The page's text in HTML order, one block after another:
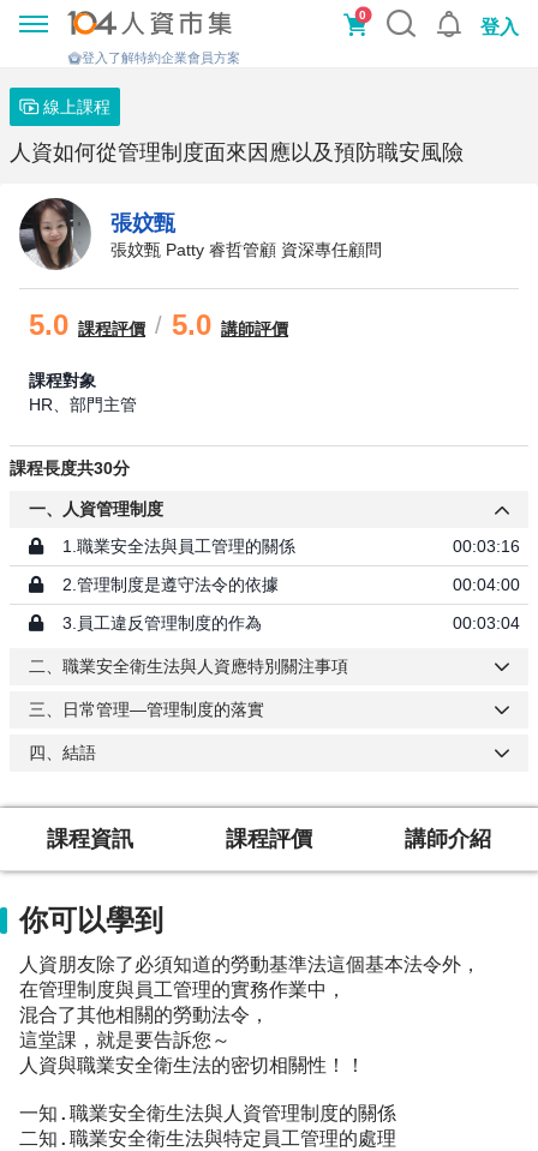
0
登入
登入了解特約企業會員方案
線上課程
人資如何從管理制度面來因應以及預防職安風險
張妏甄
張妏甄 Patty 睿哲管顧 資深專任顧問
5.0 課程評價 / 5.0 講師評價
課程對象
HR、部門主管
課程長度共30分
一、人資管理制度
1.職業安全法與員工管理的關係
00:03:16
2.管理制度是遵守法令的依據
00:04:00
3.員工違反管理制度的作為
00:03:04
二、職業安全衛生法與人資應特別關注事項
三、日常管理—管理制度的落實
四、結語
課程資訊 課程評價 講師介紹
你可以學到
人資朋友除了必須知道的勞動基準法這個基本法令外，
在管理制度與員工管理的實務作業中，
混合了其他相關的勞動法令，
這堂課，就是要告訴您～
人資與職業安全衛生法的密切相關性！！
一知.職業安全衛生法與人資管理制度的關係
二知.職業安全衛生法與特定員工管理的處理